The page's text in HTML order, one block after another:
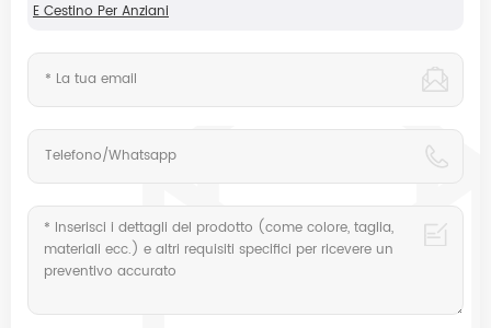
E Cestino Per Anziani